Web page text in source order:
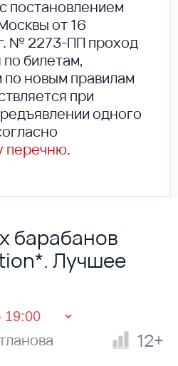
постановлением
от 16
№ 2273-ПП проход
билетам,
новым правилам
при
одного
перечню.
барабанов
Лучшее
12+